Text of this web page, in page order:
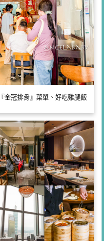
金冠排骨』菜單、好吃雞腿飯